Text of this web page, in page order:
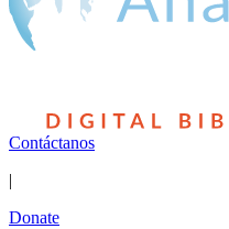
Contáctanos
|
Donate